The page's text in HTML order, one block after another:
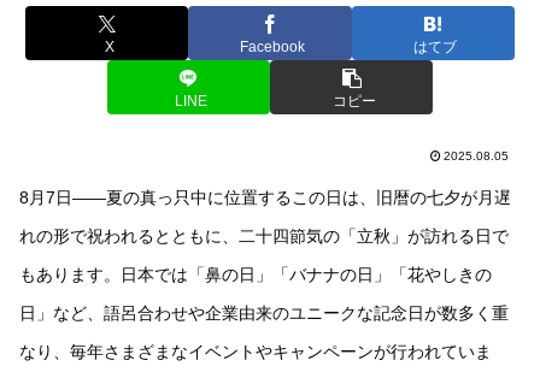
X Facebook はてブ
LINE コピー
2025.08.05
8月7日――夏の真っ只中に位置するこの日は、旧暦の七夕が月遅
れの形で祝われるとともに、二十四節気の「立秋」が訪れる日で
もあります。日本では「鼻の日」「バナナの日」「花やしきの
日」など、語呂合わせや企業由来のユニークな記念日が数多く重
なり、毎年さまざまなイベントやキャンペーンが行われていま